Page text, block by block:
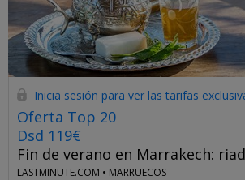
Inicia sesión para ver las tarifas
Oferta Top 20
Dsd 119€
Fin de verano en Marrakech:
LASTMINUTE.COM • MARRUECOS